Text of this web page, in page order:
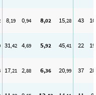
8,19 0,94 8,02 15,28 43 10
31,42 4,69 5,92 45,41 22 19
17,21 2,88 6,36 20,99 37 28